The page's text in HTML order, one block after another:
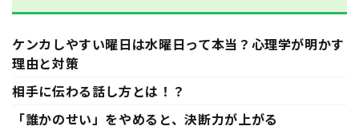
ケンカしやすい曜日は水曜日って本当？心理学が明かす
理由と対策
相手に伝わる話し方とは！？
「誰かのせい」をやめると、決断力が上がる